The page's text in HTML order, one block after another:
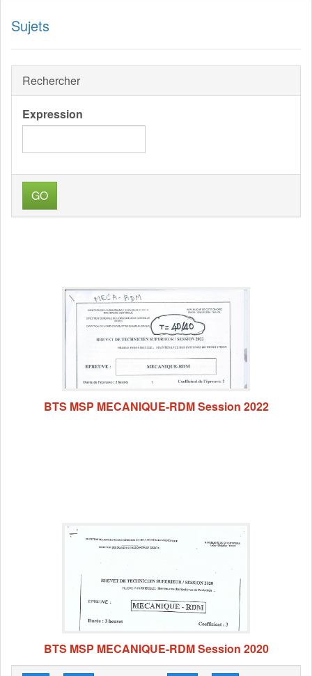
Sujets
Rechercher
Expression
GO
BTS MSP MECANIQUE-RDM Session 2022
BTS MSP MECANIQUE-RDM Session 2020